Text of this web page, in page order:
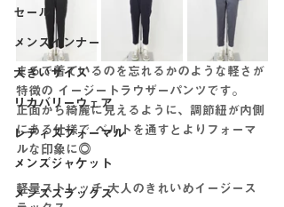
セール
メンズインナー
大きいサイズ
リカバリーウェア
レディスフォーマル
メンズジャケット
メンズスラックス
まるで着ているのを忘れるかのような軽さが
特徴の イージートラウザーパンツです。
正面から綺麗に見えるように、調節紐が内側
にある仕様で ベルトを通すとよりフォーマ
ルな印象に◎
軽量ストレッチ 大人のきれいめイージース